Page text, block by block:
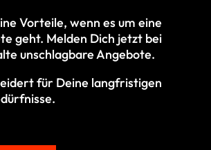
Vorteile, wenn es um eine
geht. Melden Dich jetzt bei
unschlagbare Angebote.
für Deine langfristigen